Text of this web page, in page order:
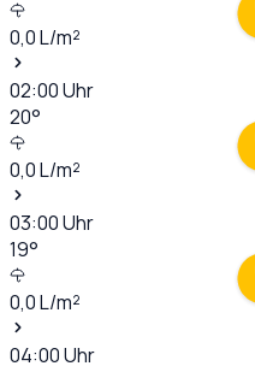
0,0L/m²
02:00Uhr
20°
0,0L/m²
03:00Uhr
19°
0,0L/m²
04:00Uhr